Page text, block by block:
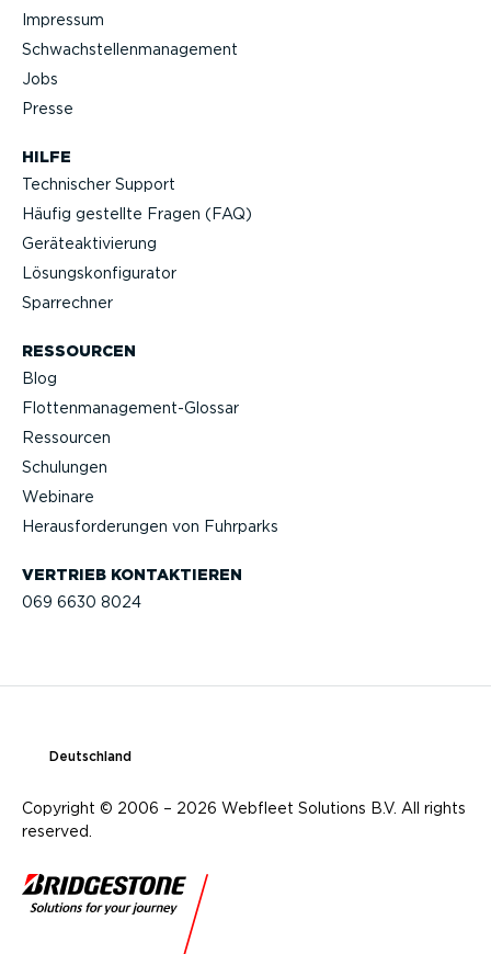
VERTRIEB KONTAK­TIEREN
069 6630 8024
HILFE
Technischer Support
Häufig gestellte Fragen (FAQ)
Geräteak­ti­vierung
Lösungs­kon­fi­gu­rator
Sparrechner
RESSOURCEN
Blog
Flotten­management-Glossar
Ressourcen
Schulungen
Webinare
Heraus­for­de­rungen von Fuhrparks
Impressum
Schwach­stel­len­ma­nagement
Jobs
Presse
Copyright © 2006 – 2026 Webfleet Solutions B.V. All rights
reserved.
Deutschland